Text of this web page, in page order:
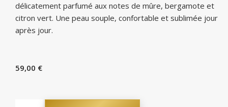
délicatement parfumé aux notes de mûre, bergamote et
citron vert. Une peau souple, confortable et sublimée jour
après jour.
59,00 €